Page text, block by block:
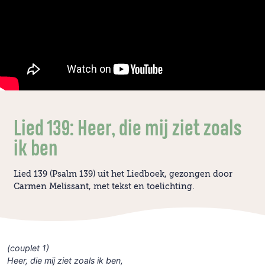
Lied 139: Heer, die mij ziet zoals
ik ben
Lied 139 (Psalm 139) uit het Liedboek, gezongen door
Carmen Melissant, met tekst en toelichting.
(couplet 1)
Heer, die mij ziet zoals ik ben,